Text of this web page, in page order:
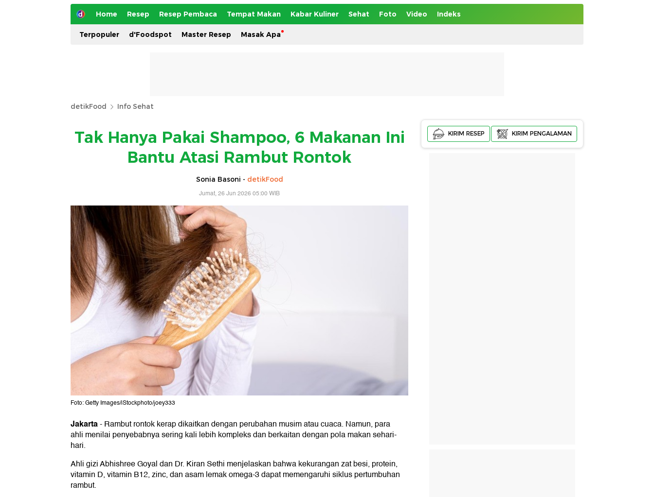
Home Resep Resep Pembaca Tempat Makan Kabar Kuliner Sehat Foto Video Indeks
Terpopuler d'Foodspot Master Resep Masak Apa
detikFood Info Sehat
Tak Hanya Pakai Shampoo, 6 Makanan Ini
Bantu Atasi Rambut Rontok
Sonia Basoni - detikFood
Jumat, 26 Jun 2026 05:00 WIB
Foto: Getty Images/iStockphoto/joey333
Jakarta-Rambut rontok kerap dikaitkan dengan perubahan musim atau cuaca. Namun, para
ahli menilai penyebabnya sering kali lebih kompleks dan berkaitan dengan pola makan sehari-
hari.
Ahli gizi Abhishree Goyal dan Dr. Kiran Sethi menjelaskan bahwa kekurangan zat besi, protein,
vitamin D, vitamin B12, zinc, dan asam lemak omega-3 dapat memengaruhi siklus pertumbuhan
rambut.
KIRIM RESEP KIRIM PENGALAMAN